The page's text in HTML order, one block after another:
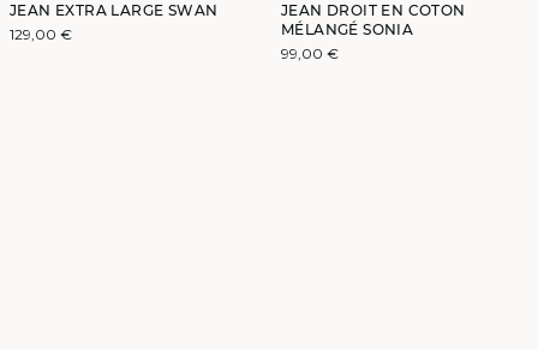
JEAN EXTRA LARGE SWAN
129,00 €
JEAN DROIT EN COTON
MÉLANGÉ SONIA
99,00 €